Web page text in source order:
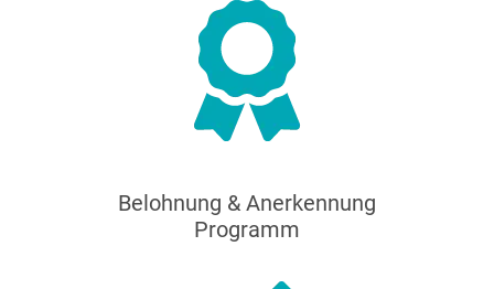
Belohnung & Anerkennung
Programm